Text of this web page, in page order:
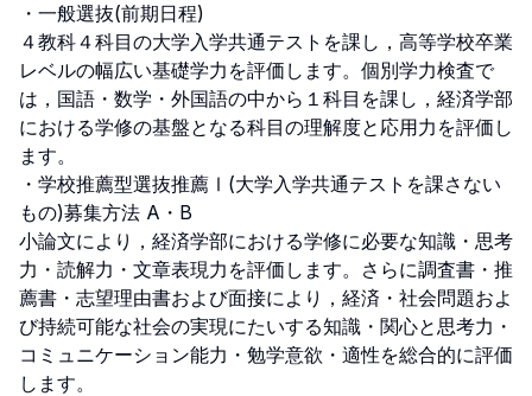
・一般選抜(前期日程)
４教科４科目の大学入学共通テストを課し，高等学校卒業
レベルの幅広い基礎学力を評価します。個別学力検査で
は，国語・数学・外国語の中から１科目を課し，経済学部
における学修の基盤となる科目の理解度と応用力を評価し
ます。
・学校推薦型選抜推薦Ⅰ(大学入学共通テストを課さない
もの)募集方法 A・B
小論文により，経済学部における学修に必要な知識・思考
力・読解力・文章表現力を評価します。さらに調査書・推
薦書・志望理由書および面接により，経済・社会問題およ
び持続可能な社会の実現にたいする知識・関心と思考力・
コミュニケーション能力・勉学意欲・適性を総合的に評価
します。